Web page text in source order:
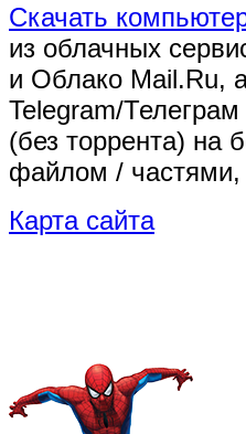
Скачать
из облачных
и Облако Mail.Ru,
Telegram/Телеграм
(без торрента) на
файлом / частями,
Карта сайта